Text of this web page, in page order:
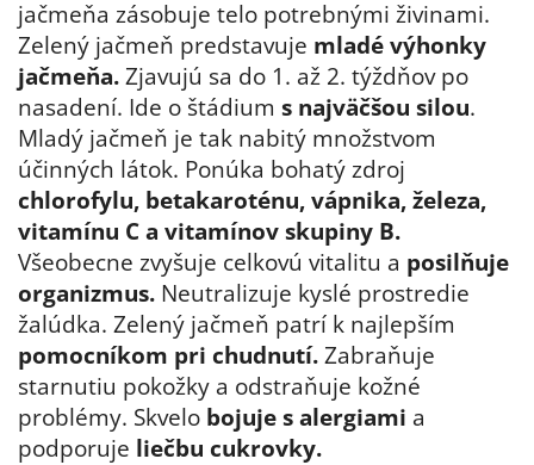
jačmeňa zásobuje telo potrebnými živinami.
Zelený jačmeň predstavuje mladé výhonky
jačmeňa. Zjavujú sa do 1. až 2. týždňov po
nasadení. Ide o štádium s najväčšou silou.
Mladý jačmeň je tak nabitý množstvom
účinných látok. Ponúka bohatý zdroj
chlorofylu, betakaroténu, vápnika, železa,
vitamínu C a vitamínov skupiny B.
Všeobecne zvyšuje celkovú vitalitu a posilňuje
organizmus. Neutralizuje kyslé prostredie
žalúdka. Zelený jačmeň patrí k najlepším
pomocníkom pri chudnutí. Zabraňuje
starnutiu pokožky a odstraňuje kožné
problémy. Skvelo bojuje s alergiami a
podporuje liečbu cukrovky.